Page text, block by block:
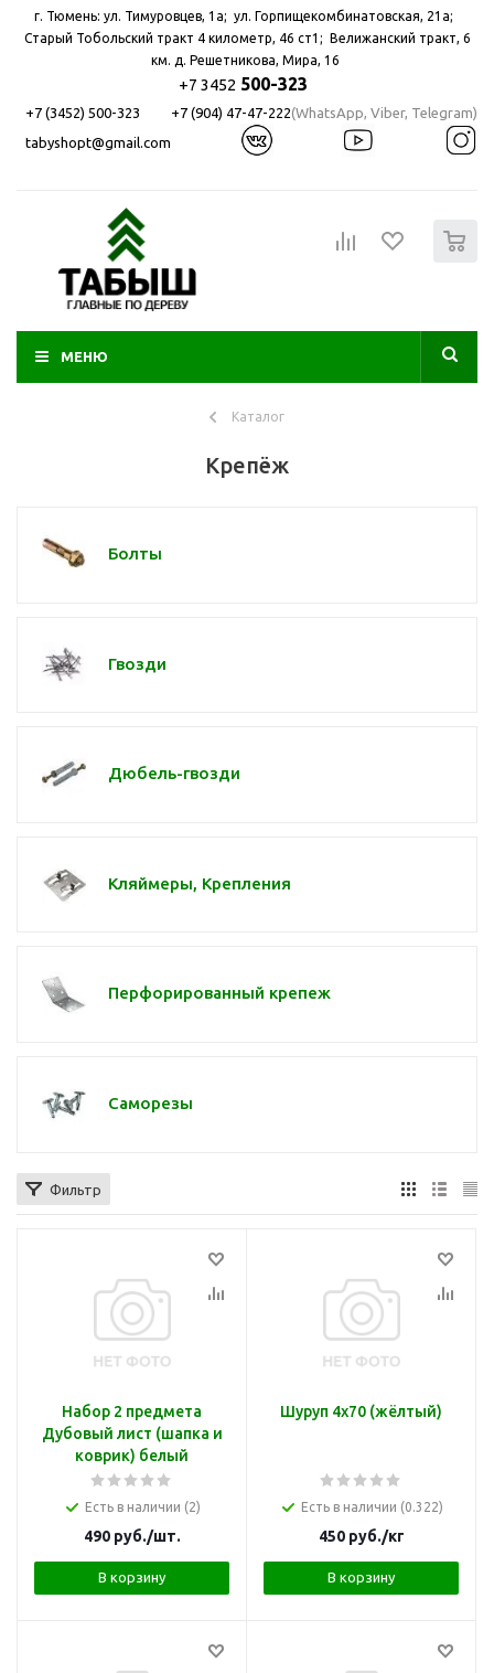
г. Тюмень: ул. Тимуровцев, 1а; ул. Горпищекомбинатовская, 21а; ​
Старый Тобольский тракт 4 километр, 46 ст1; Велижанский тракт, 6
км. д. Решетникова, Мира, 16
+7 3452 500-323
+7 (3452) 500-323 +7 (904) 47-47-222(WhatsApp, Viber, Telegram)
tabyshopt@gmail.com
МЕНЮ
Каталог
Крепёж
Болты
Гвозди
Дюбель-гвозди
Кляймеры, Крепления
Перфорированный крепеж
Саморезы
Фильтр
Набор 2 предмета
Дубовый лист (шапка и
коврик) белый
Есть в наличии (2)
490руб./шт.
В корзину
Шуруп 4х70 (жёлтый)
Есть в наличии (0.322)
450руб./кг
В корзину